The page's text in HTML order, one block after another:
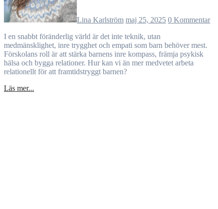
Lina Karlström maj 25, 2025 0 Kommentar
I en snabbt föränderlig värld är det inte teknik, utan
medmänsklighet, inre trygghet och empati som barn behöver mest.
Förskolans roll är att stärka barnens inre kompass, främja psykisk
hälsa och bygga relationer. Hur kan vi än mer medvetet arbeta
relationellt för att framtidstryggt barnen?
Läs mer...